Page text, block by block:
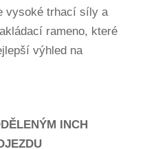
vysoké trhací síly a
rameno, které
výhled na
INCH